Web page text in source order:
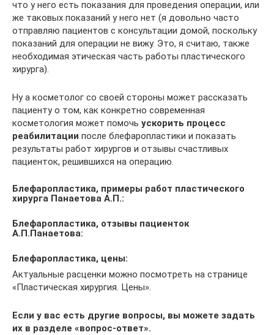
что у него есть показания для проведения операции, или
же таковых показаний у него нет (я довольно часто
отправляю пациентов с консультации домой, поскольку
показаний для операции не вижу. Это, я считаю, также
необходимая этическая часть работы пластического
хирурга).
Ну а косметолог со своей стороны может рассказать
пациенту о том, как конкретно современная
косметология может помочь ускорить процесс
реабилитации после блефаропластики и показать
результаты работ хирургов и отзывы счастливых
пациенток, решившихся на операцию.
Блефаропластика, примеры работ пластического
хирурга Панаетова А.П.:
Блефаропластика, отзывы пациенток
А.П.Панаетова:
Блефаропластика, цены:
Актуальные расценки можно посмотреть на странице
«Пластическая хирургия. Цены».
Если у вас есть другие вопросы, вы можете задать
их в разделе «вопрос-ответ».